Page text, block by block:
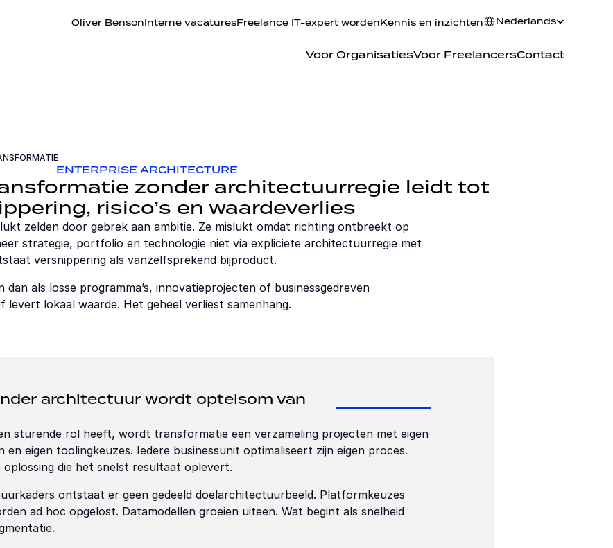
Oliver BensonInterne vacaturesFreelance IT-expert wordenKennis en inzichten
Select Language
Nederlands
Voor OrganisatiesVoor FreelancersContact
ENTERPRISE ARCHITECTURE
zonder architectuurregie leidt tot
risico’s en waardeverlies
zelden door gebrek aan ambitie. Ze mislukt omdat richting ontbreekt op
strategie, portfolio en technologie niet via expliciete architectuurregie met
versnippering als vanzelfsprekend bijproduct.
dan als losse programma’s, innovatieprojecten of businessgedreven
levert lokaal waarde. Het geheel verliest samenhang.
architectuur wordt optelsom van
sturende rol heeft, wordt transformatie een verzameling projecten met eigen
en eigen toolingkeuzes. Iedere businessunit optimaliseert zijn eigen proces.
die het snelst resultaat oplevert.
ontstaat er geen gedeeld doelarchitectuurbeeld. Platformkeuzes
ad hoc opgelost. Datamodellen groeien uiteen. Wat begint als snelheid